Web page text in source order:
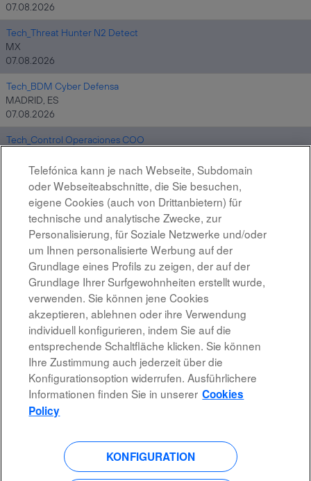
07.08.2026
Tech_Threat Hunter N2 Detect
MX
07.08.2026
Tech_BDM Cyber Defensa
MADRID, ES
07.08.2026
Tech_Control Operaciones COO
07.08.2026
Altostratus_Cloud Architect Google
MADRID, ES
07.08.2026
Ergebnisse1 – 10
Rechtshinweis
Barrierefreiheit
i
W
i
W
i
Telefónica kann je nach Webseite, Subdomain
oder Webseiteabschnitte, die Sie besuchen,
eigene Cookies (auch von Drittanbietern) für
technische und analytische Zwecke, zur
Personalisierung, für Soziale Netzwerke und/oder
um Ihnen personalisierte Werbung auf der
Grundlage eines Profils zu zeigen, der auf der
Grundlage Ihrer Surfgewohnheiten erstellt wurde,
verwenden. Sie können jene Cookies
akzeptieren, ablehnen oder ihre Verwendung
individuell konfigurieren, indem Sie auf die
entsprechende Schaltfläche klicken. Sie können
Ihre Zustimmung auch jederzeit über die
Konfigurationsoption widerrufen. Ausführlichere
Informationen finden Sie in unserer Cookies
Policy
KONFIGURATION